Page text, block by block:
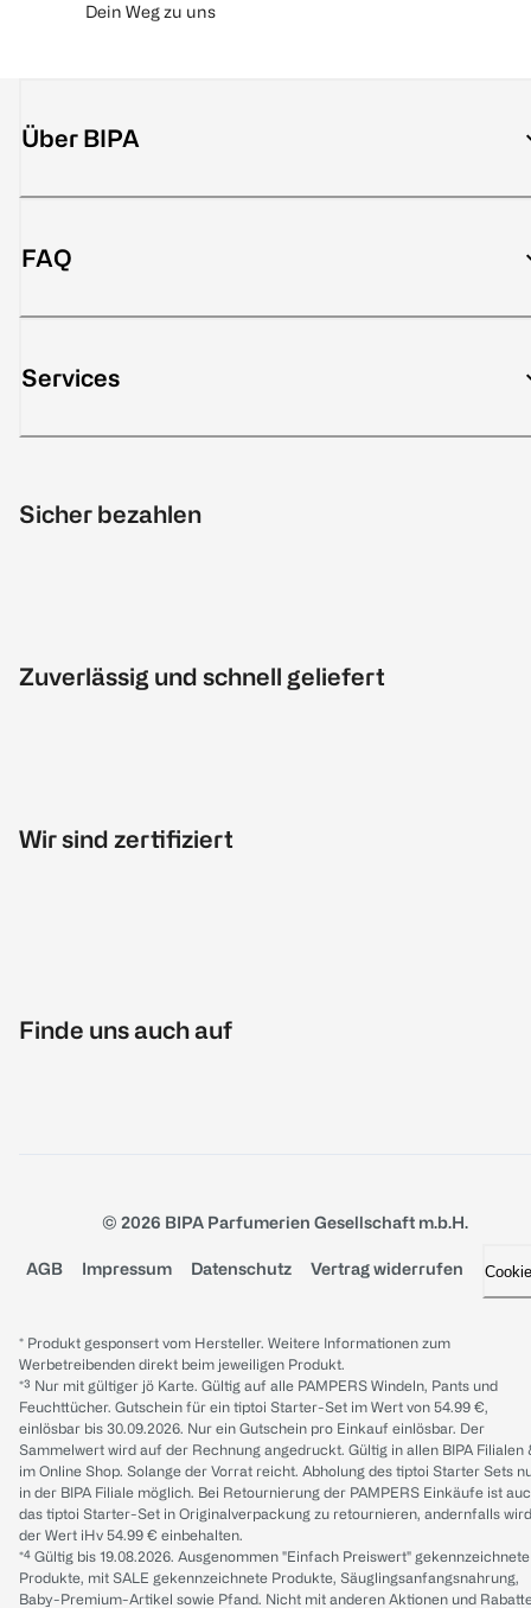
Dein Weg zu uns
Über BIPA
FAQ
Services
Sicher bezahlen
Zuverlässig und schnell geliefert
Wir sind zertifiziert
Finde uns auch auf
© 2026 BIPA Parfumerien Gesellschaft m.b.H.
AGB Impressum Datenschutz Vertrag widerrufen
* Produkt gesponsert vom Hersteller. Weitere Informationen zum
Werbetreibenden direkt beim jeweiligen Produkt.
*³ Nur mit gültiger jö Karte. Gültig auf alle PAMPERS Windeln, Pants und
Feuchttücher. Gutschein für ein tiptoi Starter-Set im Wert von 54.99 €,
einlösbar bis 30.09.2026. Nur ein Gutschein pro Einkauf einlösbar. Der
Sammelwert wird auf der Rechnung angedruckt. Gültig in allen BIPA Filialen
im Online Shop. Solange der Vorrat reicht. Abholung des tiptoi Starter Sets
in der BIPA Filiale möglich. Bei Retournierung der PAMPERS Einkäufe ist
das tiptoi Starter-Set in Originalverpackung zu retournieren, andernfalls wird
der Wert iHv 54.99 € einbehalten.
*⁴ Gültig bis 19.08.2026. Ausgenommen "Einfach Preiswert" gekennzeichnete
Produkte, mit SALE gekennzeichnete Produkte, Säuglingsanfangsnahrung,
Baby-Premium-Artikel sowie Pfand. Nicht mit anderen Aktionen und